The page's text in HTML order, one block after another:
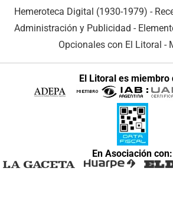
Hemeroteca Digital (1930-1979) -
Administración y Publicidad -
Opcionales con El Litoral -
El Litoral es miembro
En Asociación con: